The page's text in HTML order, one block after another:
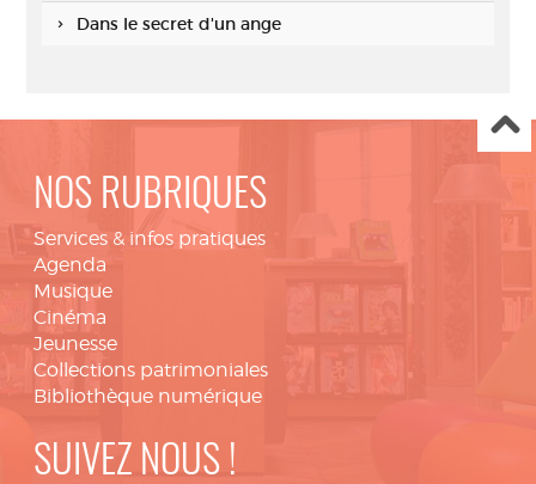
Dans le secret d'un ange
NOS RUBRIQUES
Services & infos pratiques
Agenda
Musique
Cinéma
Jeunesse
Collections patrimoniales
Bibliothèque numérique
SUIVEZ NOUS !